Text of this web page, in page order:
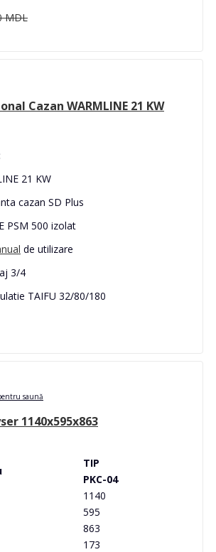
MDL
Cazan WARMLINE 21 KW
21 KW
cazan SD Plus
PSM 500 izolat
de utilizare
3/4
TAIFU 32/80/180
saună
1140x595x863
TIP
PKC-04
1140
595
863
173